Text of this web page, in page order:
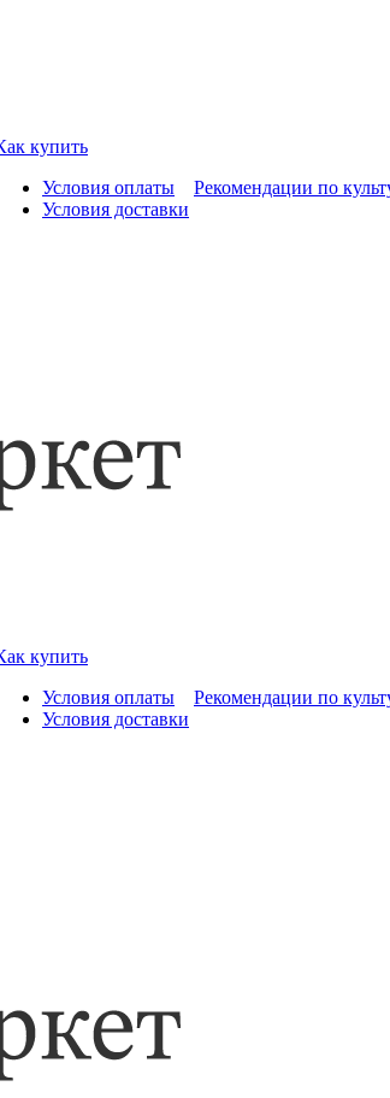
купить
Условия оплаты
Условия доставки
Рекомендации по
купить
Условия оплаты
Условия доставки
Рекомендации по